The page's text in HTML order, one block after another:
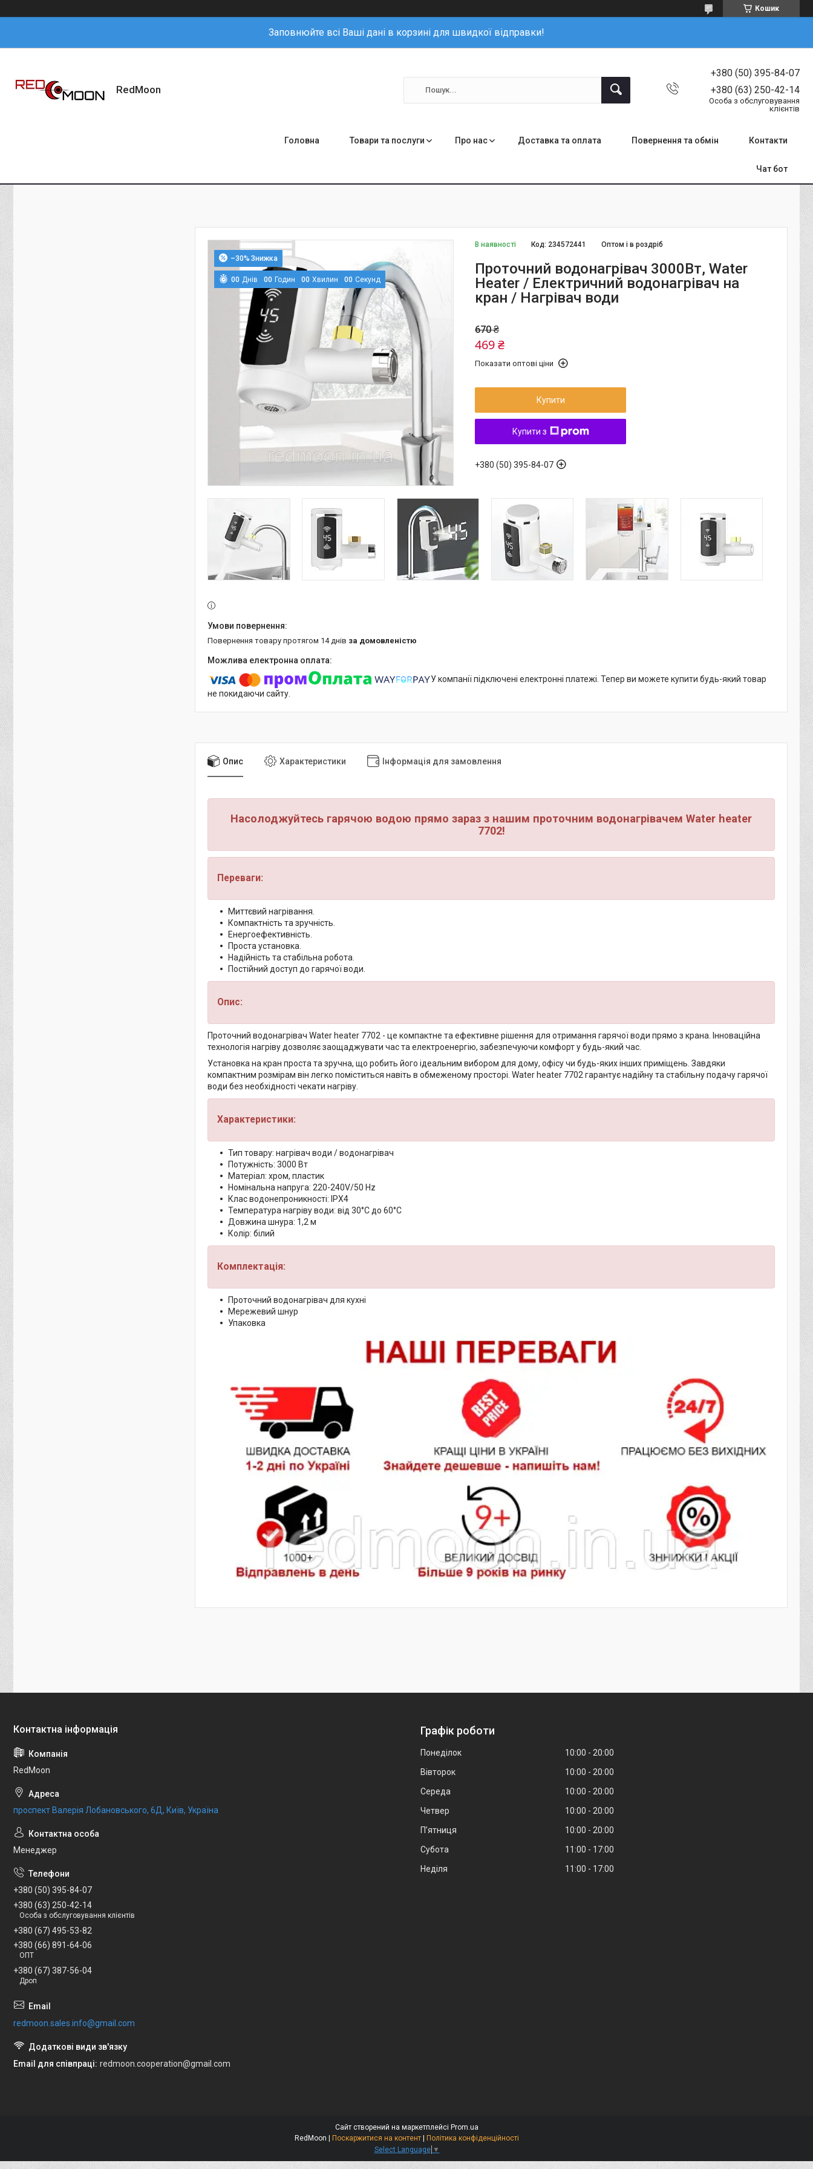
Кошик
Заповнюйте всі Ваші дані в корзині для швидкої відправки!
RedMoon
+380 (50) 395-84-07
+380 (63) 250-42-14
Особа з обслуговування
клієнтів
Головна Товари та послуги Про нас Доставка та оплата Повернення та обмін Контакти
Чат бот
–30%
00 Днів 00 Годин 00 Хвилин 00 Секунд
В наявності Оптом і в роздріб
Код: 234572441
Проточний водонагрівач 3000Вт, Water
Heater / Електричний водонагрівач на
кран / Нагрівач води
670 ₴
469 ₴
Показати оптові ціни
Купити
Купити з
+380 (50) 395-84-07
повернення товару протягом 14 днів за домовленістю
У компанії підключені електронні платежі. Тепер ви можете купити будь-який товар
не покидаючи сайту.
Опис Характеристики Інформація для замовлення
Насолоджуйтесь гарячою водою прямо зараз з нашим проточним водонагрівачем Water heater
7702!
Переваги:
Миттєвий нагрівання.
Компактність та зручність.
Енергоефективність.
Проста установка.
Надійність та стабільна робота.
Постійний доступ до гарячої води.
Опис:
Проточний водонагрівач Water heater 7702 - це компактне та ефективне рішення для отримання гарячої води прямо з крана. Інноваційна
технологія нагріву дозволяє заощаджувати час та електроенергію, забезпечуючи комфорт у будь-який час.
Установка на кран проста та зручна, що робить його ідеальним вибором для дому, офісу чи будь-яких інших приміщень. Завдяки
компактним розмірам він легко поміститься навіть в обмеженому просторі. Water heater 7702 гарантує надійну та стабільну подачу гарячої
води без необхідності чекати нагріву.
Характеристики:
Тип товару: нагрівач води / водонагрівач
Потужність: 3000 Вт
Матеріал: хром, пластик
Номінальна напруга: 220-240V/50 Hz
Клас водонепроникності: IPX4
Температура нагріву води: від 30°C до 60°C
Довжина шнура: 1,2 м
Колір: білий
Комплектація:
Проточний водонагрівач для кухні
Мережевий шнур
Упаковка
RedMoon
проспект Валерія Лобановського, 6Д, Київ, Україна
Менеджер
+380 (50) 395-84-07
+380 (63) 250-42-14
Особа з обслуговування клієнтів
+380 (67) 495-53-82
+380 (66) 891-64-06
ОПТ
+380 (67) 387-56-04
Дроп
redmoon.sales.info@gmail.com
Email для співпраці redmoon.cooperation@gmail.com
Графік роботи
Понеділок 10:00
20:00
Вівторок
10:00
20:00
Середа
10:00
20:00
Четвер
10:00
20:00
Пʼятниця
10:00
20:00
Субота
11:00
17:00
Неділя
11:00 17:00
Сайт створений на маркетплейсі Prom.ua
Поскаржитися на контент
Політика конфіденційності
Select Language ▼